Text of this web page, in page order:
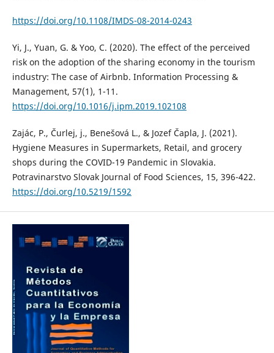
https://doi.org/10.1108/IMDS-08-2014-0243
Yi, J., Yuan, G. & Yoo, C. (2020). The effect of the perceived
risk on the adoption of the sharing economy in the tourism
industry: The case of Airbnb. Information Processing &
Management, 57(1), 1-11.
https://doi.org/10.1016/j.ipm.2019.102108
Zajác, P., Čurlej, j., Benešová L., & Jozef Čapla, J. (2021).
Hygiene Measures in Supermarkets, Retail, and grocery
shops during the COVID-19 Pandemic in Slovakia.
Potravinarstvo Slovak Journal of Food Sciences, 15, 396-422.
https://doi.org/10.5219/1592